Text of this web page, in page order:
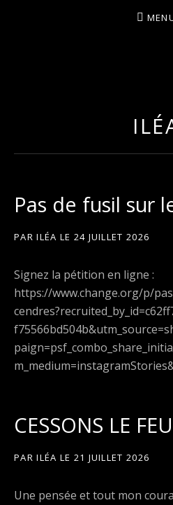
Pas de fusil sur
PARILÉA LE 24 JUILLET 2026
Signez la pétition en ligne :
https://www.change.org/p/
CESSONS LE FEU
PARILÉA LE 21 JUILLET 2026
Une pensée et tout mon